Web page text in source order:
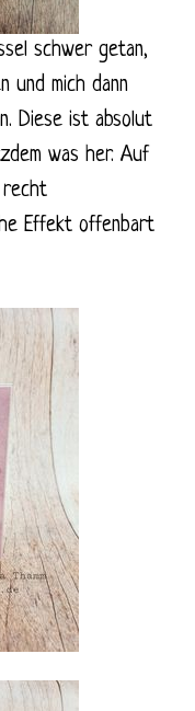
schwer getan,
und mich dann
Diese ist absolut
was her. Auf
recht
Effekt offenbart